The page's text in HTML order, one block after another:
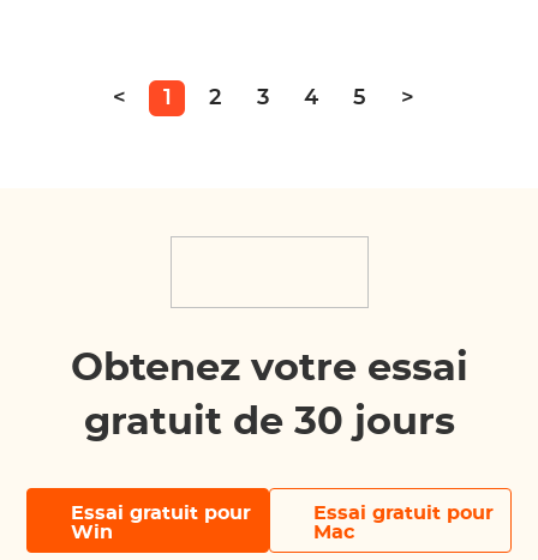
< 1 2 3 4 5 >
Obtenez votre essai
gratuit de 30 jours
Essai gratuit pour
Win
Essai gratuit pour
Mac